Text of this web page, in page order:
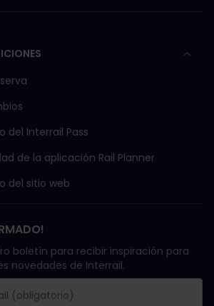
del Interrail Pass
de la aplicación Rail Planner
del sitio web
boletín para recibir inspiración para
novedades de Interrail.